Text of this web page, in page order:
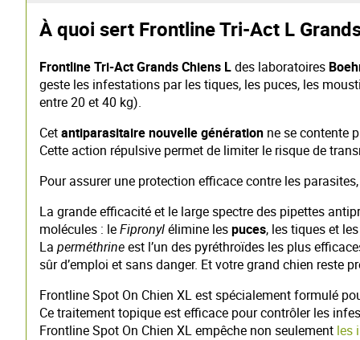
À quoi sert Frontline Tri-Act L
Frontline Tri-Act Grands Chiens Ldes laboratoires
geste les infestations par les tiques, les puces, les
entre 20 et 40 kg).
Cetantiparasitaire nouvelle génération ne se contente
Cette action répulsive permet de limiter le risque de
Pour assurer une protection efficace contre les
La grande efficacité et le large spectre des pipettes
molécules : leFipronylélimine lespuces, les tiques et
La perméthrineest l’un des pyréthroïdes les plus
sûr d’emploi et sans danger. Et votre grand chien
Frontline Spot On Chien XL est spécialement formulé
Ce traitement topique est efficace pour contrôler les
Frontline Spot On Chien XL empêche non seulement les